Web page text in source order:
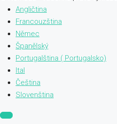
Angličtina
Francouzština
Němec
Španělský
Portugalština ( Portugalsko)
Ital
Čeština
Slovenština